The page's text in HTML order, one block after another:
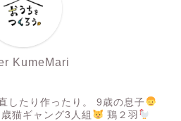
KumeMari
したり作ったり。 9歳の息子
歳猫ギャング3人組
鶏２羽